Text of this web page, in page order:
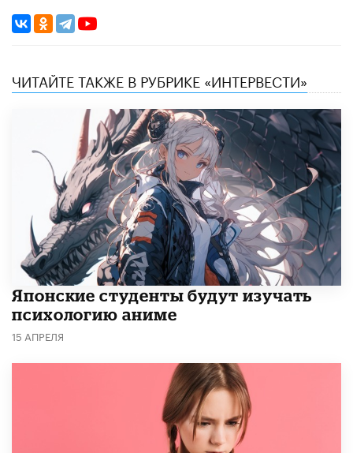
ЧИТАЙТЕ ТАКЖЕ В РУБРИКЕ «ИНТЕРВЕСТИ»
Японские студенты будут изучать
психологию аниме
15 АПРЕЛЯ